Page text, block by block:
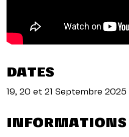
DATES
19, 20 et 21 Septembre 2025
INFORMATIONS